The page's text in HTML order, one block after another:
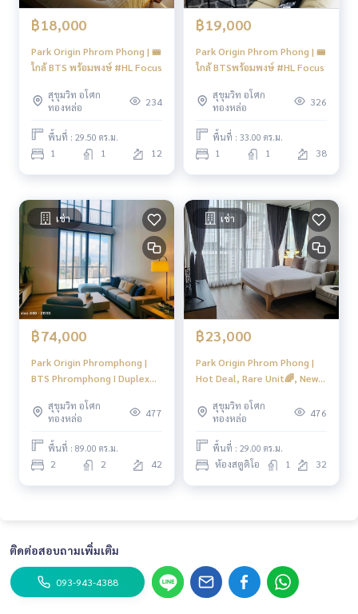
Gateway เอกมัย : 2.7 กม.
รร.สายน้ำผึ้ง : 200 ม.
รร.วัฒนาวิทยาลัย : 2.9 กม.
มหาวิทยาลัยศรีนครินทร์วิโรฒ : 2.9 กม.
ศูนย์ประชุมแห่งชาติสิริกิติ์ : 2.4 กม.
สวนเบญจสิริ : 850 ม.
สวนเบญจกิติ : 3.4 กม
🍥การเดินทาง 🍥
BTS Phromphong 800 M
----------------------------------------
You can inbox or dm to ask more information, It’s my pleas
ure to give.
093-943-4388
What App+6693-943-4388
LINE ID : @BPP2019
#condosukhumvit #sukhumvitcondo #phromphongcond
o #phromphonghouse #2bedroomsphromphong #duplex
condo #duplex #2bedroomphromphong #bigcondo #bigs
pacecondo #btsphromphong #luxurycondo #emsphere #
earbts #condo #100sqmcondo #duplex #highfloorroom
#Year
฿18,000
Park Origin Phrom Phong | 🚝
ใกล้ BTS พร้อมพงษ์ #HL Focus
สุขุมวิท อโศก
ทองหล่อ
234
พื้นที่ : 29.50 ตร.ม.
1 1 12
฿19,000
Park Origin Phrom Phong | 🚝
ใกล้ BTSพร้อมพงษ์ #HL Focus
สุขุมวิท อโศก
ทองหล่อ
326
พื้นที่ : 33.00 ตร.ม.
1 1 38
เช่า
฿74,000
Park Origin Phromphong |
BTS Phromphong I Duplex
Best in Market Right Now! 🌈
Nice Room🌈 I #HL
สุขุมวิท อโศก
ทองหล่อ
477
พื้นที่ : 89.00 ตร.ม.
2 2 42
เช่า
฿23,000
Park Origin Phrom Phong |
Hot Deal, Rare Unit🌈, New
Phromphong | HL Focus
สุขุมวิท อโศก
ทองหล่อ
476
พื้นที่ : 29.00 ตร.ม.
ห้องสตูดิโอ 1 32
ติดต่อสอบถามเพิ่มเติม
093-943-4388